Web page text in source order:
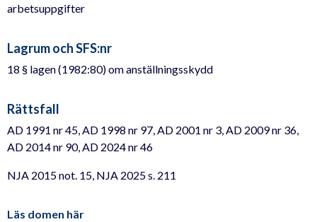
arbetsuppgifter
Lagrum och SFS:nr
18 § lagen (1982:80) om anställningsskydd
Rättsfall
AD 1991 nr 45, AD 1998 nr 97, AD 2001 nr 3, AD 2009 nr 36,
AD 2014 nr 90, AD 2024 nr 46
NJA 2015 not. 15, NJA 2025 s. 211
Läs domen här